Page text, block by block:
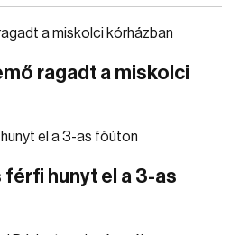
ragadt a miskolci
férfi hunyt el a 3-as